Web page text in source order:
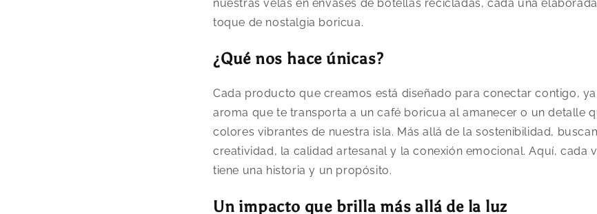
nuestras velas en envases de botellas recicladas, cada una
toque de nostalgia boricua.
¿Qué nos hace únicas?
Cada producto que creamos está diseñado para conectar contigo,
aroma que te transporta a un café boricua al amanecer o un detalle
colores vibrantes de nuestra isla. Más allá de la sostenibilidad,
creatividad, la calidad artesanal y la conexión emocional. Aquí, cada
tiene una historia y un propósito.
Un impacto que brilla más allá de la luz